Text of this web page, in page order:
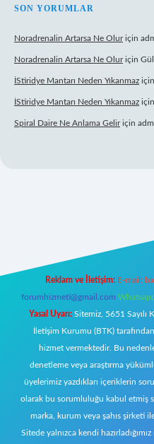
SON YORUMLAR
Noradrenalin Artarsa Ne Oluriçin
Noradrenalin Artarsa Ne Oluriçin
İStiridye Mantarı Neden Yıkanmaz için
İStiridye Mantarı Neden Yıkanmaz için
Spiral Daire Ne Anlama Geliriçin
Reklam ve İletişim: E-mail:
forumhizmeti@gmail.com
Yasal Uyarı: Sitemiz, 5651 Sayılı
İletişim Kurumu (BTK)
hizmet vermektedir. Bu
denetleme veya araştırma
üyelerimiz yazdıkları içeriklerin
olarak bu sorumluluğu kabul etmiş
marka, kurum veya şahıs şirketi
Sitede yalnızca kendi